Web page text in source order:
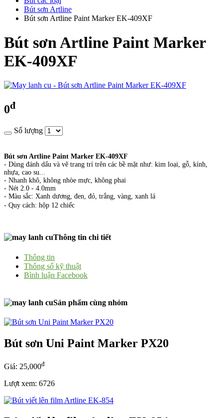
Bút sơn Artline
Bút sơn Artline Paint Marker EK-409XF
Bút sơn Artline Paint Marker
EK-409XF
0đ
Số lượng
Bút sơn Artline Paint Marker EK-409XF
- Dùng đánh dấu và vẽ trang trí trên các bề mặt như: kim loại, gỗ, kính,
nhựa, cao su...
- Nhanh khô, không nhòe mực, không phai
- Nét 2.0 - 4.0mm
- Màu sắc: Xanh dương, đen, đỏ, trắng, vàng, xanh lá
- Quy cách: hộp 12 chiếc
Thông tin chi tiết
Thông tin
Thông số kỹ thuật
Bình luận Facebook
Sản phẩm cùng nhóm
Bút sơn Uni Paint Marker PX20
Giá: 25,000đ
Lượt xem: 6726